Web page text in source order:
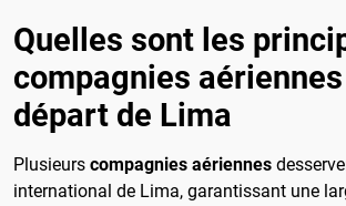
Quelles sont les
compagnies
départ de Lima
Plusieurs compagnies aériennes
international de Lima, garantissant une